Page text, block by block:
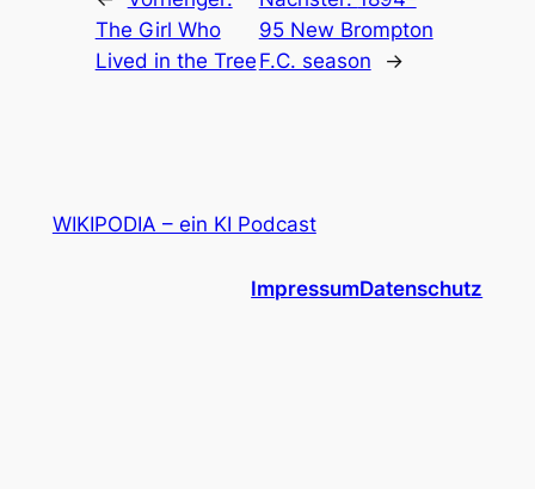
The Girl Who
Lived in the Tree
95 New Brompton
F.C. season
→
WIKIPODIA – ein KI Podcast
ImpressumDatenschutz